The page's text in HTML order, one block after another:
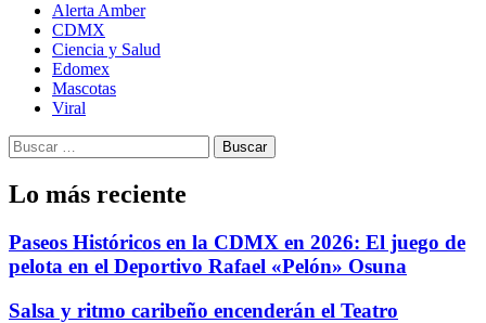
Alerta Amber
CDMX
Ciencia y Salud
Edomex
Mascotas
Viral
Buscar:
Lo más reciente
Paseos Históricos en la CDMX en 2026: El juego de
pelota en el Deportivo Rafael «Pelón» Osuna
Salsa y ritmo caribeño encenderán el Teatro